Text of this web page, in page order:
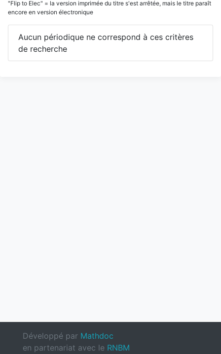
"Flip to Elec" = la version imprimée du titre s'est arrêtée, mais le titre paraît
encore en version électronique
Aucun périodique ne correspond à ces critères
de recherche
Développé par Mathdoc
en partenariat avec le RNBM